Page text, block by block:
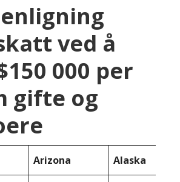
ved å
000 per
gifte og
Arizona Alaska